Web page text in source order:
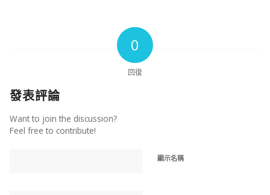
0
回復
發表評論
Want to join the discussion?
Feel free to contribute!
顯示名稱